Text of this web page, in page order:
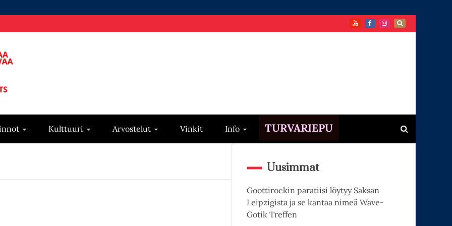
Kulttuuri Arvostelut Vinkit Info TURVARIEPU
Uusimmat
Goottirockin paratiisi löytyy Saksan
Leipzigista ja se kantaa nimeä Wave-
Gotik Treffen